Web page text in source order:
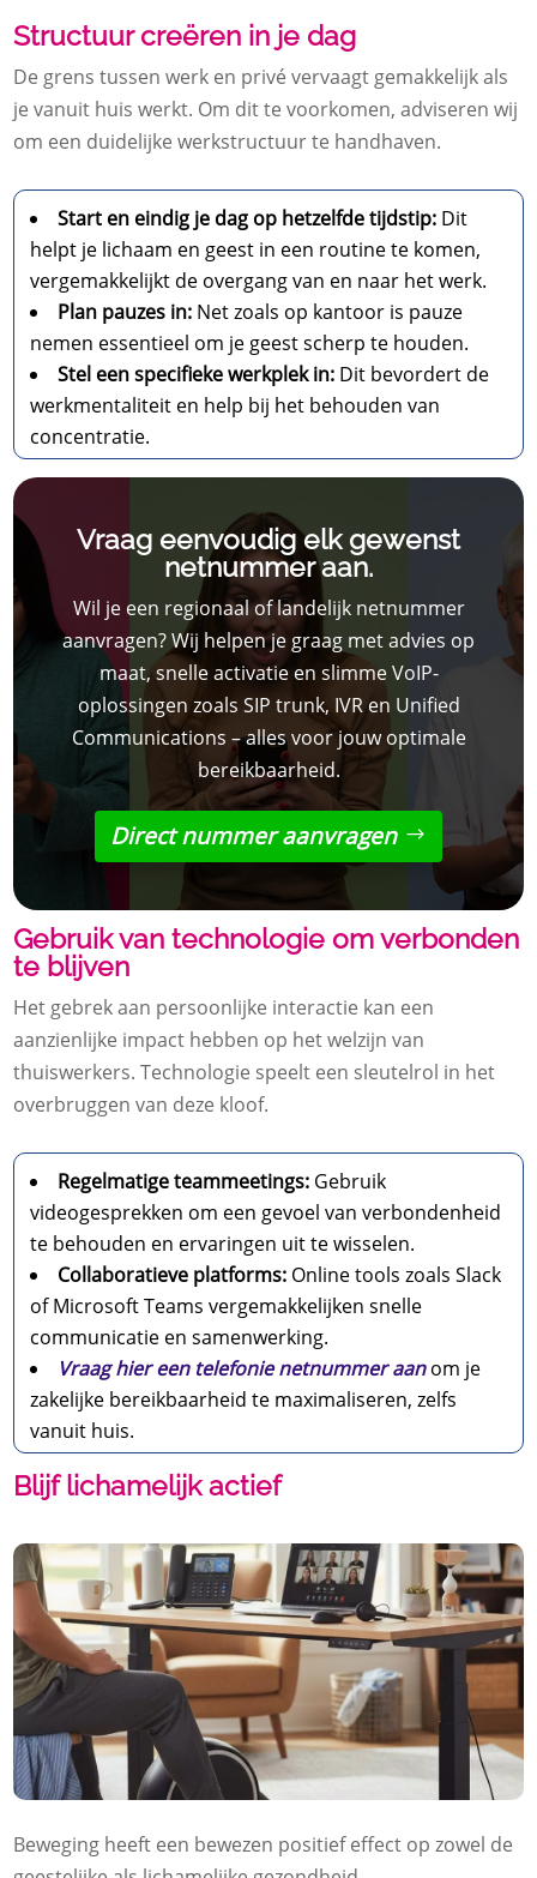
Structuur creëren in je dag
De grens tussen werk en privé vervaagt gemakkelijk als
je vanuit huis werkt. Om dit te voorkomen, adviseren wij
om een duidelijke werkstructuur te handhaven.
Start en eindig je dag op hetzelfde tijdstip: Dit
helpt je lichaam en geest in een routine te komen,
vergemakkelijkt de overgang van en naar het werk.
Plan pauzes in: Net zoals op kantoor is pauze
nemen essentieel om je geest scherp te houden.
Stel een specifieke werkplek in: Dit bevordert de
werkmentaliteit en help bij het behouden van
concentratie.
Vraag eenvoudig elk gewenst
netnummer aan.
Wil je een regionaal of landelijk netnummer
aanvragen? Wij helpen je graag met advies op
maat, snelle activatie en slimme VoIP-
oplossingen zoals SIP trunk, IVR en Unified
Communications – alles voor jouw optimale
bereikbaarheid.
Direct nummer aanvragen
Gebruik van technologie om verbonden
te blijven
Het gebrek aan persoonlijke interactie kan een
aanzienlijke impact hebben op het welzijn van
thuiswerkers. Technologie speelt een sleutelrol in het
overbruggen van deze kloof.
Regelmatige teammeetings: Gebruik
videogesprekken om een gevoel van verbondenheid
te behouden en ervaringen uit te wisselen.
Collaboratieve platforms: Online tools zoals Slack
of Microsoft Teams vergemakkelijken snelle
communicatie en samenwerking.
Vraag hier een telefonie netnummer aanom je
zakelijke bereikbaarheid te maximaliseren, zelfs
vanuit huis.
Blijf lichamelijk actief
Beweging heeft een bewezen positief effect op zowel de